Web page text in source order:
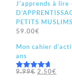
J’apprends à lire
PETITS
59.00€
Mon cahier
ans
Note5.00
9.99€ Le
2.50€